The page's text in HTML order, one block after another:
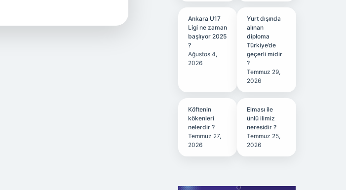
Ankara U17
Ligi ne zaman
başlıyor 2025
?
Ağustos 4,
2026
Yurt dışında
alınan
diploma
Türkiye’de
geçerli midir
?
Temmuz 29,
2026
Köftenin
kökenleri
nelerdir ?
Temmuz 27,
2026
Elması ile
ünlü ilimiz
neresidir ?
Temmuz 25,
2026